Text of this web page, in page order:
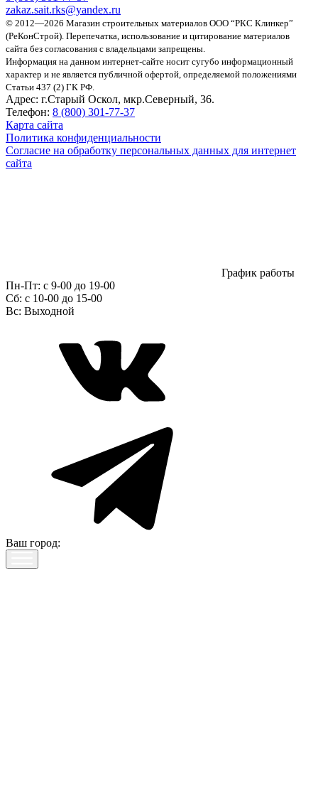
zakaz.sait.rks@yandex.ru
© 2012—2026 Магазин строительных материалов ООО “РКС Клинкер”
(РеКонСтрой). Перепечатка, использование и цитирование материалов
сайта без согласования с владельцами запрещены.
Информация на данном интернет-сайте носит сугубо информационный
характер и не является публичной офертой, определяемой положениями
Статьи 437 (2) ГК РФ.
Адрес: г.Старый Оскол, мкр.Северный, 36.
Телефон: 8 (800) 301-77-37
Карта сайта
Политика конфиденциальности
Согласие на обработку персональных данных для интернет
сайта
График работы
Пн-Пт: с 9-00 до 19-00
Сб: c 10-00 до 15-00
Вс: Выходной
Ваш город: